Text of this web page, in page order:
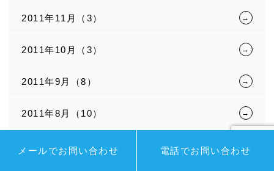
2011年11月（3）
2011年10月（3）
2011年9月（8）
2011年8月（10）
2011年7月（8）
メールでお問い合わせ 電話でお問い合わせ